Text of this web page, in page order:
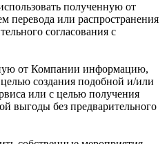
полученную от
или распространения
согласования с
от Компании информацию,
создания подобной и/или
или с целью получения
выгоды без предварительного